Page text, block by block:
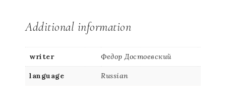
Additional information
writer Федор Достоевский
language Russian